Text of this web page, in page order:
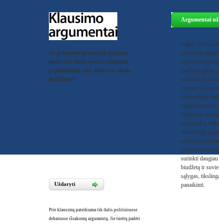
Uždaryti
Ar pritariate gyventojų pajamų
mokesčio tarifo suvienodinimui,
panaikinant teisę dirbti su verslo
liudijimu?
Argumentai už
Pagal verslo
gyventojų
nepropocingai
kas būtų gauta,
vienodai su
vykdančiais
mokesčių ir
liudijimus turi
nei panašią
dirbančiųjų
teikiamos
yra prastesnės
surinkti
biudžetą ir
sąlygas,
panaikinti.
Prie klausimų pateikiama tik dalis politiniuose
debatuose išsakomų argumentų. Jie turėtų padėti